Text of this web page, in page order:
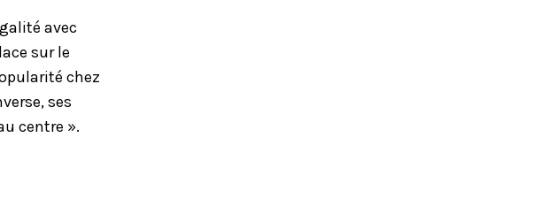
avec
sur le
chez
ses
centre ».